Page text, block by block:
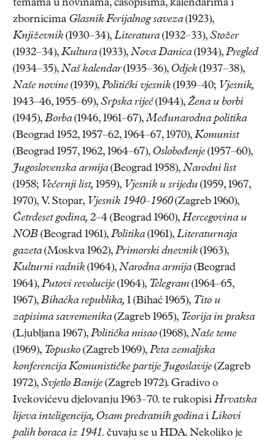
temama u novinama, časopisima, kalendarima i
zbornicima Glasnik Ferijalnog saveza(1923),
Književnik (1930–34), Literatura(1932–33), Stožer
(1932–34), Kultura(1933), Nova Danica(1934), Pregled
(1934–35), Naš kalendar(1935–36), Odjek (1937–38),
Naše novine (1939), Politički vjesnik (1939–40; Vjesnik,
1943–46, 1955–69), Srpska riječ(1944), Žena u borbi
(1945), Borba(1946, 1961–67),Međunarodna politika
(Beograd 1952, 1957–62, 1964–67, 1970), Komunist
(Beograd 1957, 1962, 1964–67), Oslobođenje (1957–60),
Jugoslovenska armija(Beograd 1958), Narodni list
(1958; Večernji list, 1959), Vjesnik u srijedu (1959, 1967,
1970), V. Stopar, Vjesnik 1940–1960(Zagreb 1960),
Četrdeset godina, 2–4 (Beograd 1960), Hercegovina u
NOB (Beograd 1961), Politika(1961), Literaturnaja
gazeta(Moskva 1962), Primorski dnevnik (1963),
Kulturni radnik (1964), Narodna armija(Beograd
1964), Putovi revolucije (1964), Telegram (1964–65,
1967), Bihaćka republika, 1 (Bihać 1965), Tito u
zapisima savremenika(Zagreb 1965), Teorija in praksa
(Ljubljana 1967), Politička misao (1968), Naše teme
(1969), Topusko (Zagreb 1969), Peta zemaljska
konferencija Komunističke partije Jugoslavije (Zagreb
1972), Svjetlo Banije (Zagreb 1972). Gradivo o
Ivekovićevu djelovanju 1963–70. te rukopisi Hrvatska
lijeva inteligencija, Osam predratnih godinai Likovi
palih boraca iz 1941. čuvaju se u HDA. Nekoliko je